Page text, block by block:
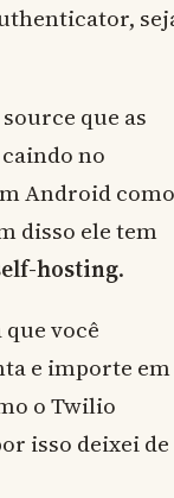
que as
no
Android como
disso ele tem
hosting.
você
e importe em
o Twilio
isso deixei de